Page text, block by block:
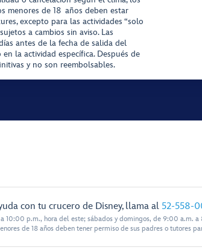
menores de 18 años deben estar
excepto para las actividades “solo
a cambios sin aviso. Las
antes de la fecha de salida del
la actividad específica. Después de
y no son reembolsables.
con tu crucero de Disney, llama al 52-558-
10:00 p.m., hora del este; sábados y domingos, de 9:00 a.m.
de 18 años deben tener permiso de sus padres o tutores